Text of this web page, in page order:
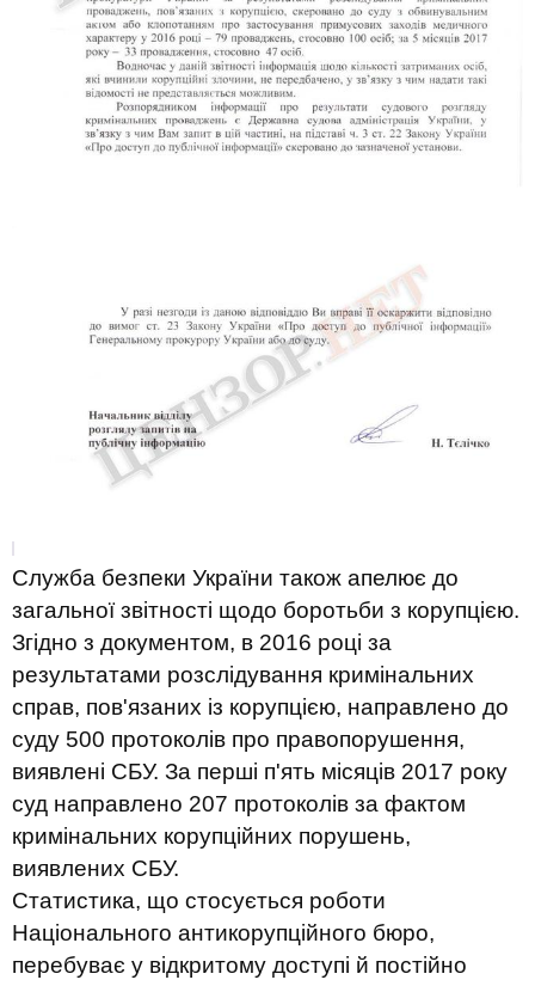
Служба безпеки України також апелює до
загальної звітності щодо боротьби з корупцією.
Згідно з документом, в 2016 році за
результатами розслідування кримінальних
справ, пов'язаних із корупцією, направлено до
суду 500 протоколів про правопорушення,
виявлені СБУ. За перші п'ять місяців 2017 року
суд направлено 207 протоколів за фактом
кримінальних корупційних порушень,
виявлених СБУ.
Статистика, що стосується роботи
Національного антикорупційного бюро,
перебуває у відкритому доступі й постійно